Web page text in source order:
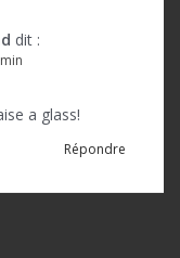
dit :
a glass!
Répondre